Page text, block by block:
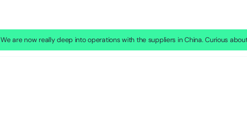
We are now really deep into operations with the suppliers in China. Curious
Sign in Sign up